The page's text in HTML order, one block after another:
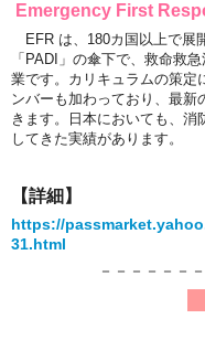
Emergency First
EFR は、180カ国以上で展
「PADI」の傘下で、救命救
業です。カリキュラムの策定
ンバーも加わっており、最新
きます。日本においても、
してきた実績があります。
【詳細】
https://
31.html
－－－－－－